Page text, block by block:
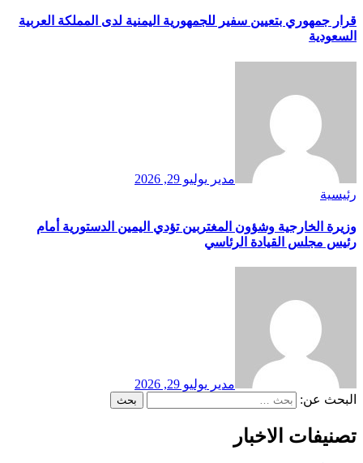
قرار جمهوري بتعيين سفير للجمهورية اليمنية لدى المملكة العربية
السعودية
مدير يوليو 29, 2026
رئيسية
وزيرة الخارجية وشؤون المغتربين تؤدي اليمين الدستورية أمام
رئيس مجلس القيادة الرئاسي
مدير يوليو 29, 2026
البحث عن:
تصنيفات الاخبار